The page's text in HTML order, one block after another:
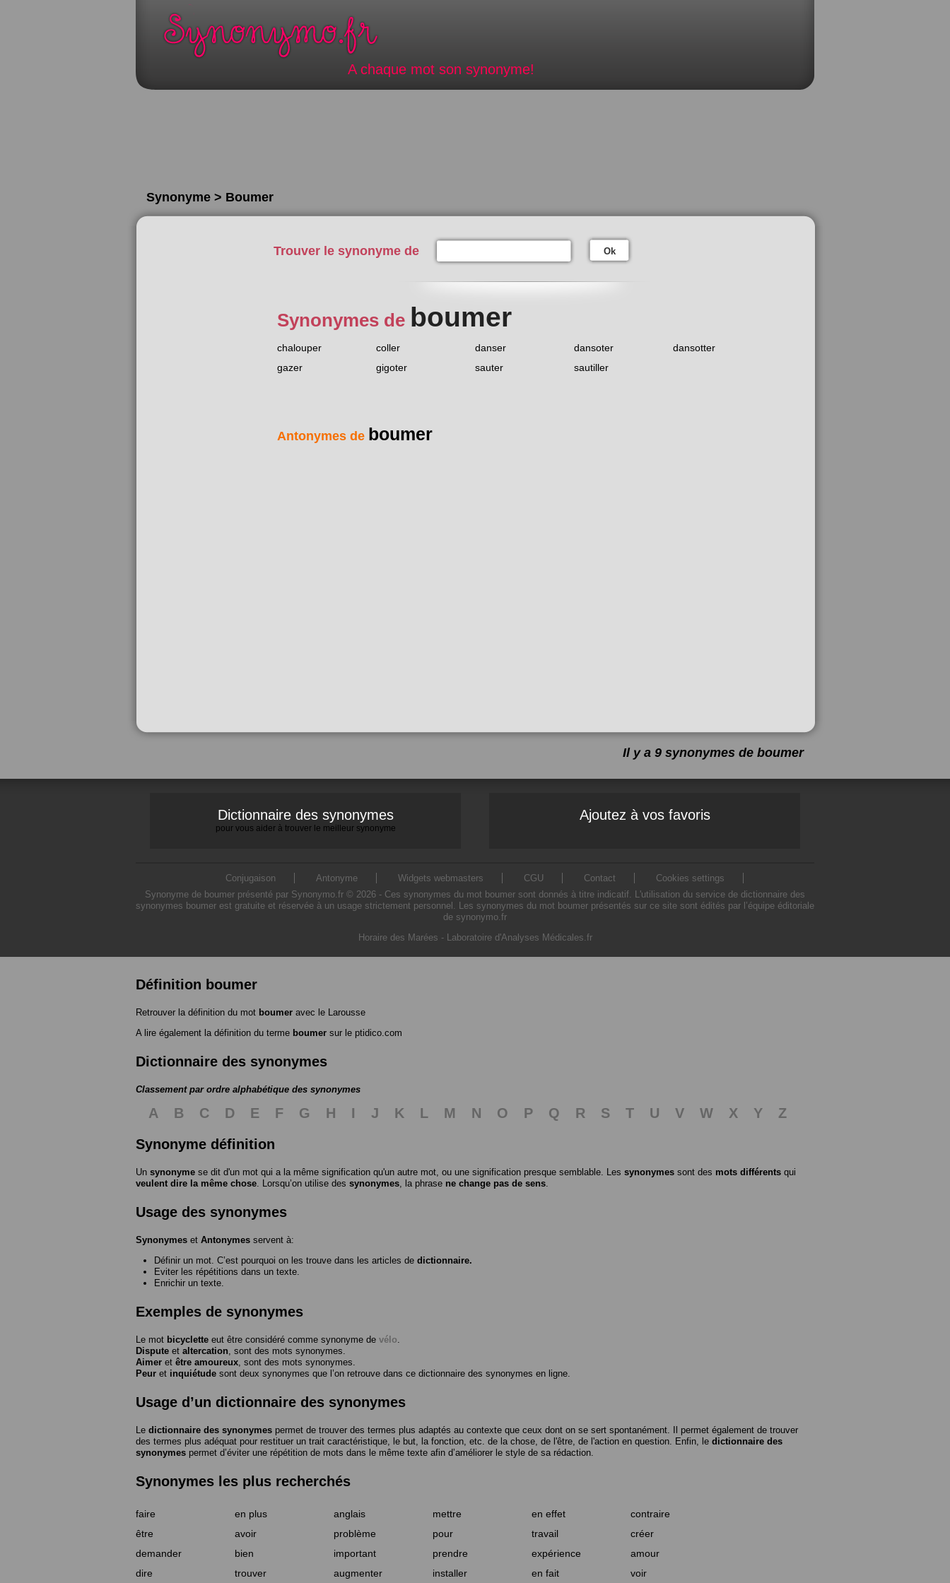
A chaque mot son synonyme!
Synonyme > Boumer
Trouver le synonyme de Ok
Synonymes de boumer
chalouper coller danser dansoter
dansotter
gazer
gigoter sauter sautiller
Antonymes de boumer
Il y a 9 synonymes de boumer
Dictionnaire des synonymes
pour vous aider à trouver le meilleur synonyme
Ajoutez à vos favoris
Conjugaison Antonyme Widgets webmasters CGU Contact
Cookies settings
Synonyme de boumer présenté par Synonymo.fr © 2026 - Ces synonymes du mot boumer sont donnés à titre indicatif. L'utilisation du service de dictionnaire des
synonymes boumer est gratuite et réservée à un usage strictement personnel. Les synonymes du mot boumer présentés sur ce site sont édités par l’équipe éditoriale
de synonymo.fr
Horaire des Marées - Laboratoire d'Analyses Médicales.fr
Définition boumer
Retrouver la définition du mot boumer avec le Larousse
A lire également la définition du terme boumer sur le ptidico.com
Dictionnaire des synonymes
Classement par ordre alphabétique des synonymes
A B C D E F G H I J K L M N O P Q R S T U V W X Y
Z
Synonyme définition
Un synonyme se dit d'un mot qui a la même signification qu'un autre mot, ou une signification presque semblable. Les synonymes sont des mots différents qui
veulent dire la même chose . Lorsqu’on utilise des synonymes , la phrase ne change pas de sens
Usage des synonymes
Synonymes et Antonymes servent à:
Définir un mot. C’est pourquoi on les trouve dans les articles de dictionnaire.
Eviter les répétitions dans un texte.
Enrichir un texte.
Exemples de synonymes
Le mot bicyclette eut être considéré comme synonyme de vélo
Dispute et altercation , sont des mots synonymes.
Aimer et être amoureux , sont des mots synonymes.
Peur et inquiétude sont deux synonymes que l’on retrouve dans ce dictionnaire des synonymes en ligne.
Usage d’un dictionnaire des synonymes
Le dictionnaire des synonymes permet de trouver des termes plus adaptés au contexte que ceux dont on se sert spontanément. Il permet également de trouver
des termes plus adéquat pour restituer un trait caractéristique, le but, la fonction, etc. de la chose, de l'être, de l'action en question. Enfin, le dictionnaire des
synonymes permet d’éviter une répétition de mots dans le même texte afin d’améliorer le style de sa rédaction.
Synonymes les plus recherchés
faire en plus anglais mettre en effet
contraire
être
avoir problème pour travail
créer
demander
bien important prendre expérience
amour
dire
trouver augmenter installer en fait voir